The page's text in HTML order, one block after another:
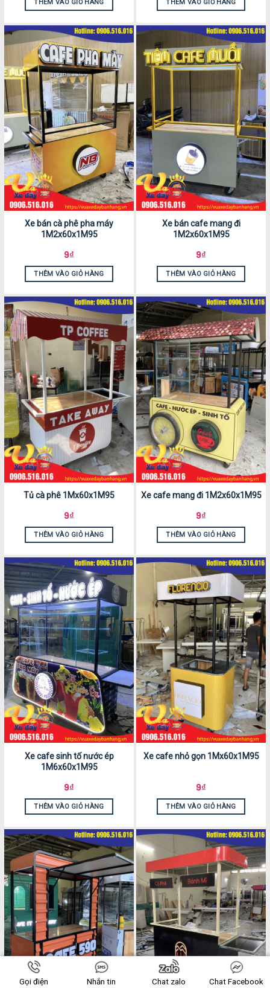
THÊM VÀO GIỎ HÀNG THÊM VÀO GIỎ HÀNG
Xe bán cà phê pha máy
1M2x60x1M95
9₫
THÊM VÀO GIỎ HÀNG
Xe bán cafe mang đi
1M2x60x1M95
9₫
THÊM VÀO GIỎ HÀNG
Tủ cà phê 1Mx60x1M95
9₫
THÊM VÀO GIỎ HÀNG
Xe cafe mang đi 1M2x60x1M95
9₫
THÊM VÀO GIỎ HÀNG
Xe cafe sinh tố nước ép
1M6x60x1M95
9₫
THÊM VÀO GIỎ HÀNG
Xe cafe nhỏ gọn 1Mx60x1M95
9₫
THÊM VÀO GIỎ HÀNG
Gọi điện Nhắn tin Chat zalo Chat Facebook